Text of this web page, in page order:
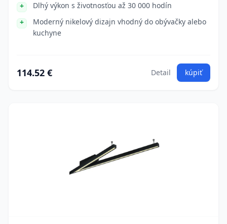
Dlhý výkon s životnosťou až 30 000 hodín
Moderný nikelový dizajn vhodný do obývačky alebo
kuchyne
114.52 € Detail kúpiť